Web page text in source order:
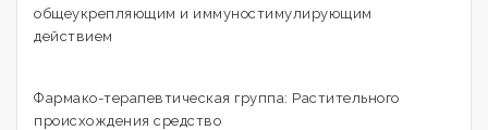
общеукрепляющим и иммуностимулирующим
действием
Фармако-терапевтическая группа: Растительного
происхождения средство